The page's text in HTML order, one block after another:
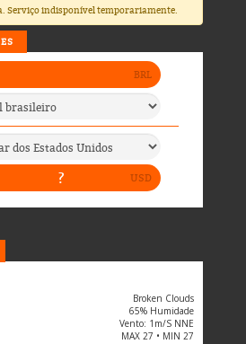
Serviço indisponível temporariamente.
Broken Clouds
65% Humidade
Vento: 1m/s NNE
MAX 27 • MIN 27